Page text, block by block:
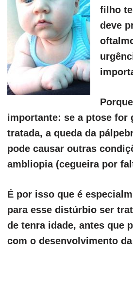
filho
deve
importante: se a ptose for
tratada, a queda da
pode causar outras
ambliopia (cegueira por
É por isso que é
para esse distúrbio ser
de tenra idade, antes que
com o desenvolvimento